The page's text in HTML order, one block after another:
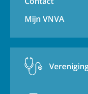
Mijn VNVA